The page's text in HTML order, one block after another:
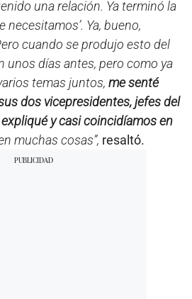
una relación. Ya terminó la
necesitamos’. Ya, bueno,
cuando se produjo esto del
unos días antes, pero como ya
temas juntos, me senté
dos vicepresidentes, jefes del
y casi coincidíamos en
muchas cosas”, resaltó.